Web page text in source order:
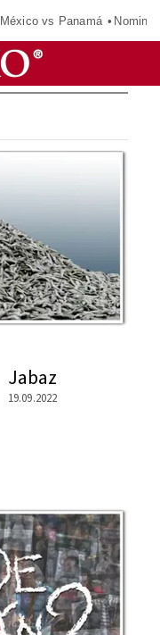
México vs Panamá
Jabaz
19.09.2022